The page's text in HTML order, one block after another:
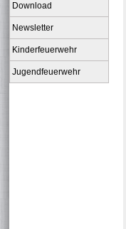
Download
Newsletter
Kinderfeuerwehr
Jugendfeuerwehr